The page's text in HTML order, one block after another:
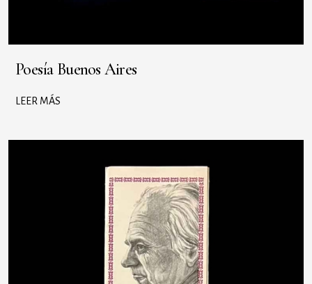
Poesía Buenos Aires
LEER MÁS